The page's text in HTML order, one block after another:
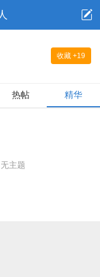
收藏 +19
热帖 精华
主题